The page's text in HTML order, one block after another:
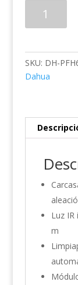
W-
POE
SKU: DH-
Dahua
Luz IR
m